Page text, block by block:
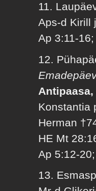
11.
Aps-d Kirill
Ap 3:11-
12.
Antipaasa,
Konstantia
Herman
HE Mt
Ap 5:12-
13.